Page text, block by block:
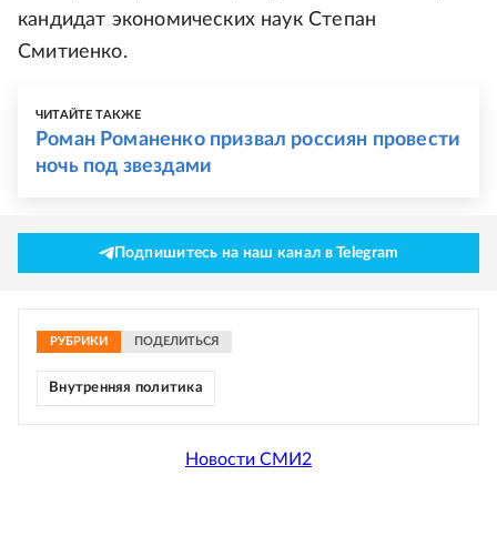
кандидат экономических наук Степан
Смитиенко.
ЧИТАЙТЕ ТАКЖЕ
Роман Романенко призвал россиян провести
ночь под звездами
Подпишитесь на наш канал в Telegram
РУБРИКИ ПОДЕЛИТЬСЯ
Внутренняя политика
Новости СМИ2